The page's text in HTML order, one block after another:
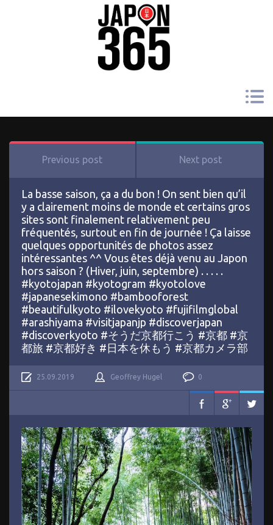
Previous post Next post
La basse saison, ça a du bon ! On sent bien qu’il
y a clairement moins de monde et certains gros
sites sont finalement relativement peu
fréquentés, surtout en fin de journée ! Ça laisse
quelques opportunités de photos assez
intéressantes ^^ Vous êtes déjà venu au Japon
hors saison ? (Hiver, juin, septembre) . . . . .
#kyotojapan #kyotogram #kyotolove
#japanesekimono #bambooforest
#beautifulkyoto #ilovekyoto #fujifilmglobal
#arashiyama #visitjapanjp #discoverjapan
#discoverkyoto #そうだ京都行こう #京都 #京
都旅 #京都好き #日本を休もう #京都カメラ部
25.09.2019 Geoffrey Hugel 0